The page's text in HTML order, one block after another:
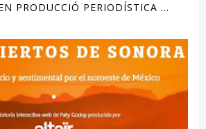
PRODUCCIÓ PERIODÍSTICA ...